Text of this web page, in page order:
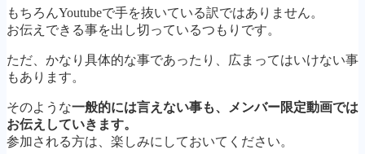
もちろんYoutubeで手を抜いている訳ではありません。
お伝えできる事を出し切っているつもりです。
ただ、かなり具体的な事であったり、広まってはいけない事
もあります。
そのような一般的には言えない事も、メンバー限定動画では
お伝えしていきます。
参加される方は、楽しみにしておいてください。